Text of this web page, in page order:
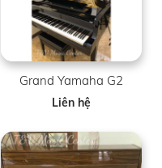
Grand Yamaha G2
Liên hệ